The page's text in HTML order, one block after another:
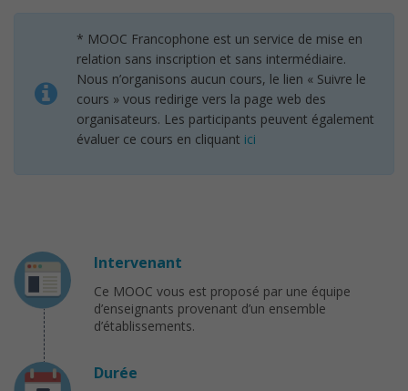
* MOOC Francophone est un service de mise en
relation sans inscription et sans intermédiaire.
Nous n’organisons aucun cours, le lien « Suivre le
cours » vous redirige vers la page web des
organisateurs. Les participants peuvent également
évaluer ce cours en cliquant ici
Intervenant
Ce MOOC vous est proposé par une équipe
d’enseignants provenant d’un ensemble
d’établissements.
Durée